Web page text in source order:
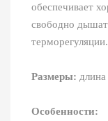
обеспечивает
свободно
терморегуляции.
Размеры:
Особенности: